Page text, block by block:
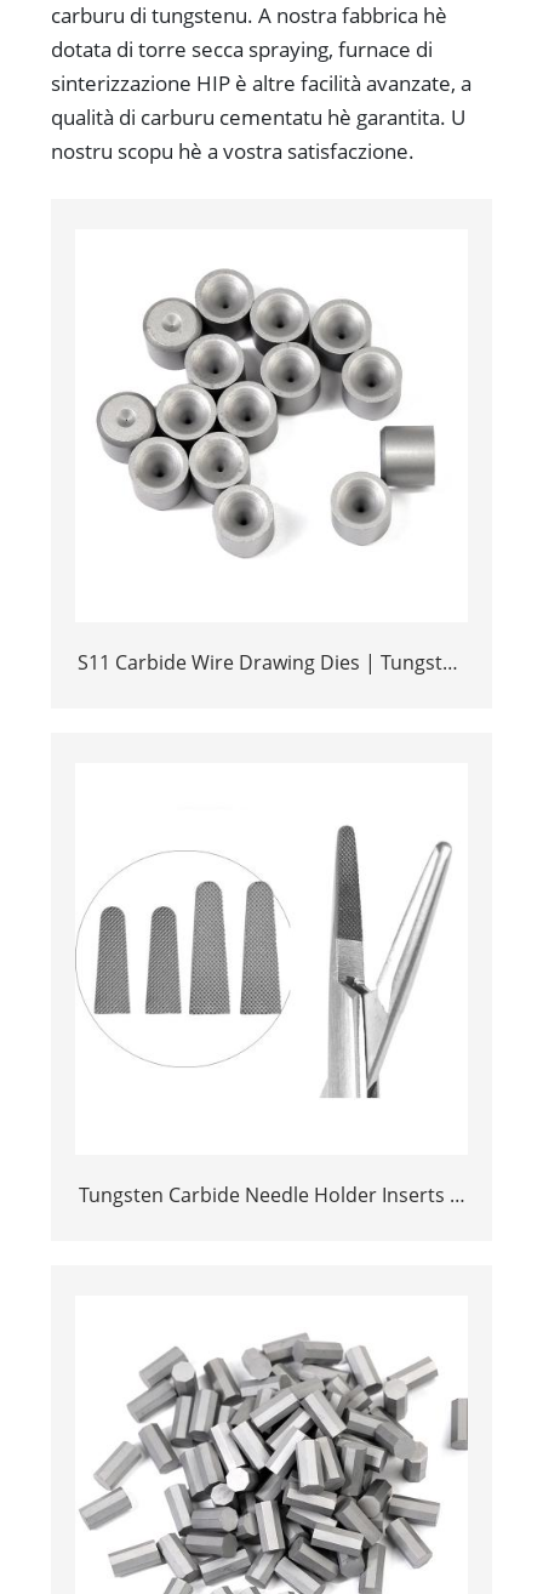
carburu di tungstenu. A nostra fabbrica hè
dotata di torre secca spraying, furnace di
sinterizzazione HIP è altre facilità avanzate, a
qualità di carburu cementatu hè garantita. U
nostru scopu hè a vostra satisfaczione.
S11 Carbide Wire Drawing Dies | Tungsten
Tungsten Carbide Needle Holder Inserts &